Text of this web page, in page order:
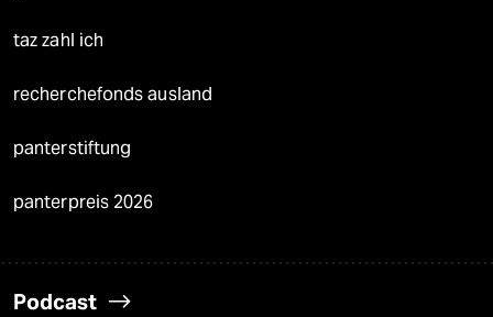
taz zahl ich
recherchefonds ausland
panterstiftung
panterpreis 2026
Podcast